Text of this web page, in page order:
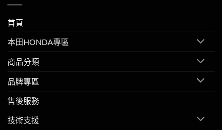
首頁
本田HONDA專區
商品分類
品牌專區
售後服務
技術支援